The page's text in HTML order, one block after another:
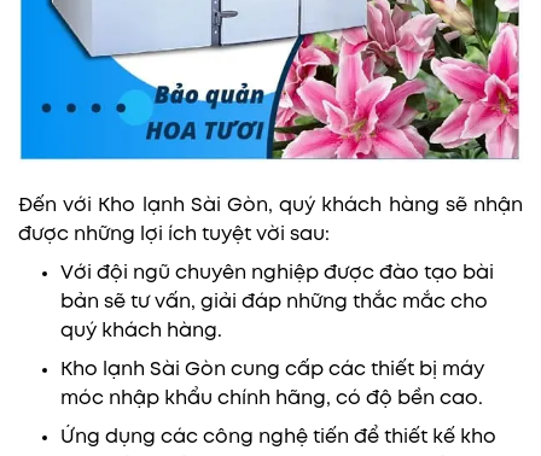
Đến với Kho lạnh Sài Gòn, quý khách hàng sẽ nhận
được những lợi ích tuyệt vời sau:
Với đội ngũ chuyên nghiệp được đào tạo bài
bản sẽ tư vấn, giải đáp những thắc mắc cho
quý khách hàng.
Kho lạnh Sài Gòn cung cấp các thiết bị máy
móc nhập khẩu chính hãng, có độ bền cao.
Ứng dụng các công nghệ tiến để thiết kế kho